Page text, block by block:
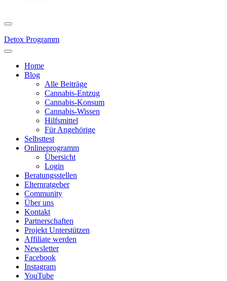
Detox Programm
Home
Blog
Alle Beiträge
Cannabis-Entzug
Cannabis-Konsum
Cannabis-Wissen
Hilfsmittel
Für Angehörige
Selbsttest
Onlineprogramm
Übersicht
Login
Beratungsstellen
Elternratgeber
Community
Über uns
Kontakt
Partnerschaften
Projekt Unterstützen
Affiliate werden
Newsletter
Facebook
Instagram
YouTube